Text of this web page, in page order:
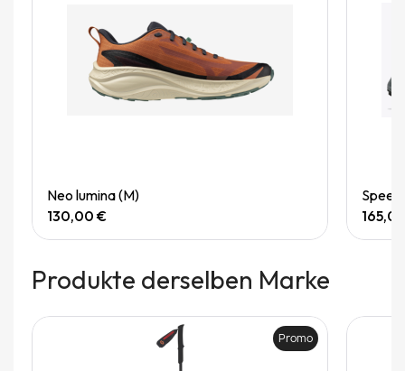
Neo lumina (M)
130,00 €
Produkte derselben Marke
Promo